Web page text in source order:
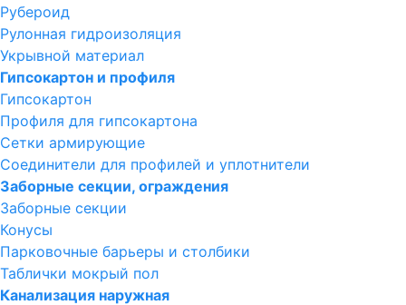
Рубероид
Рулонная гидроизоляция
Укрывной материал
Гипсокартон и профиля
Гипсокартон
Профиля для гипсокартона
Сетки армирующие
Соединители для профилей и уплотнители
Заборные секции, ограждения
Заборные секции
Конусы
Парковочные барьеры и столбики
Таблички мокрый пол
Канализация наружная